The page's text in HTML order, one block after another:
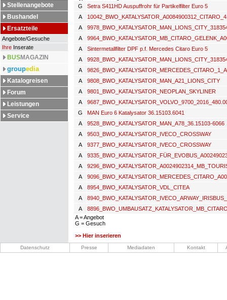
Stellenangebote
Bushandel
Ersatzteile
Angebote/Gesuche
Ihre Inserate
BUSMAGAZIN
groupedia
Katalogreisen
Forum
Leistungen
Service
G
Setra S411HD Auspuffrohr für Partikelfilter Euro 5
A
A
A
A
Sintermetallfilter DPF p.f. Mercedes Citaro Euro 5
A
A
A
9808_BWO_KATALYSATOR_MAN_A21_LIONS_CITY
A
9801_BWO_KATALYSATOR_NEOPLAN_SKYLINER
A
G
MAN Euro 6 Katalysator 36.15103.6041
A
9528_BWO_KATALYSATOR_MAN_A78_36.15103-6066
A
9503_BWO_KATALYSATOR_IVECO_CROSSWAY
A
9377_BWO_KATALYSATOR_IVECO_CROSSWAY
A
A
A
A
8954_BWO_KATALYSATOR_VDL_CITEA
A
A
A = Angebot
G = Gesuch
>> Hier inserieren
Datenschutz Presse Mediadaten Kontakt